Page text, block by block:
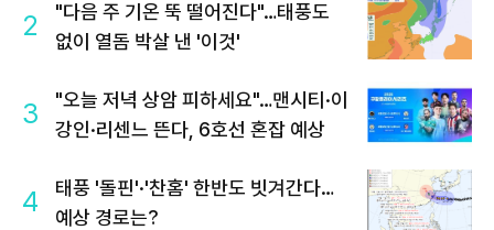
2
"다음 주 기온 뚝 떨어진다"…태풍도
없이 열돔 박살 낸 '이것'
3
"오늘 저녁 상암 피하세요"…맨시티·이
강인·리센느 뜬다, 6호선 혼잡 예상
4
태풍 '돌핀'·'찬홈' 한반도 빗겨간다…
예상 경로는?